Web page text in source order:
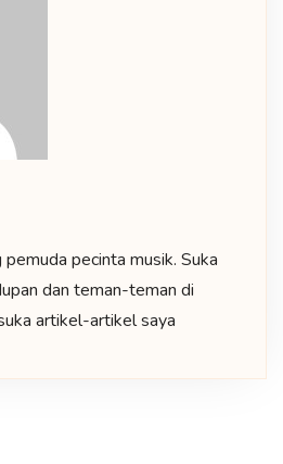
pecinta musik. Suka
dan teman-teman di
artikel-artikel saya